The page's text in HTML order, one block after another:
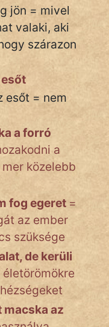
jön = mivel
valaki, aki
szárazon
esőt = nem
a forró
a
közelebb
fog egeret =
az ember
szüksége
de kerüli
macska az